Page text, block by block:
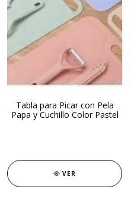
Tabla para Picar con Pela
Papa y Cuchillo Color Pastel
VER